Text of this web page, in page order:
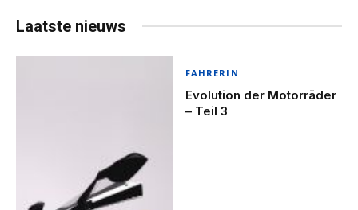
Laatste nieuws
FAHRERIN
Evolution der Motorräder
– Teil 3